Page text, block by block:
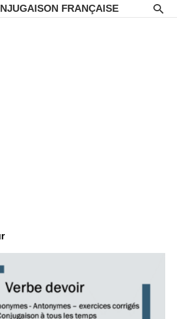
FRANÇAISE